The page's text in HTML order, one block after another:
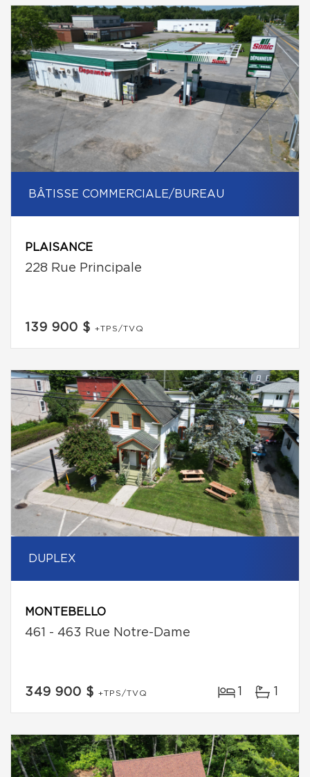
BÂTISSE COMMERCIALE/BUREAU
PLAISANCE
228 Rue Principale
139 900 $ +TPS/TVQ
DUPLEX
MONTEBELLO
461 - 463 Rue Notre-Dame
349 900 $ +TPS/TVQ 1 1